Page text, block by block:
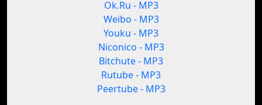
Ok.Ru - MP3
Weibo - MP3
Youku - MP3
Niconico - MP3
Bitchute - MP3
Rutube - MP3
Peertube - MP3